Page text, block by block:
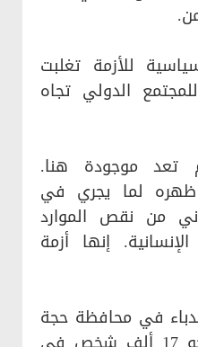
للأزمة تغلبت
الدولي تجاه
تعد موجودة هنا.
ظهره لما يجري في
من نقص الموارد
إنها أزمة
في محافظة حجة